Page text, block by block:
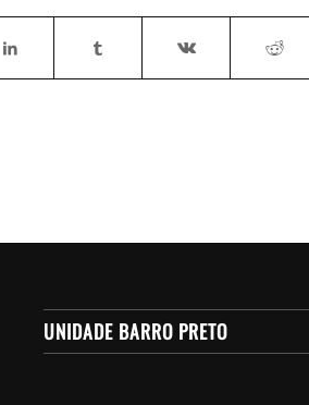
UNIDADE BARRO PRETO